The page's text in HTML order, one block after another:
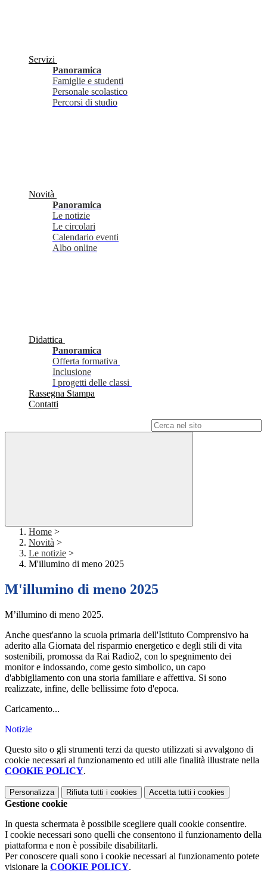
Servizi
Panoramica
Famiglie e studenti
Personale scolastico
Percorsi di studio
Novità
Panoramica
Le notizie
Le circolari
Calendario eventi
Albo online
Didattica
Panoramica
Offerta formativa
Inclusione
I progetti delle classi
Rassegna Stampa
Contatti
Home >
Novità >
Le notizie >
M'illumino di meno 2025
M'illumino di meno 2025
M’illumino di meno 2025.
Anche quest'anno la scuola primaria dell'Istituto Comprensivo ha
aderito alla Giornata del risparmio energetico e degli stili di vita
sostenibili, promossa da Rai Radio2, con lo spegnimento dei
monitor e indossando, come gesto simbolico, un capo
d'abbigliamento con una storia familiare e affettiva. Si sono
realizzate, infine, delle bellissime foto d'epoca.
Caricamento...
Notizie
Questo sito o gli strumenti terzi da questo utilizzati si avvalgono di
cookie necessari al funzionamento ed utili alle finalità illustrate nella
COOKIE POLICY.
Personalizza Rifiuta tutti i cookies Accetta tutti i cookies
Gestione cookie
In questa schermata è possibile scegliere quali cookie consentire.
I cookie necessari sono quelli che consentono il funzionamento della
piattaforma e non è possibile disabilitarli.
Per conoscere quali sono i cookie necessari al funzionamento potete
visionare la COOKIE POLICY.